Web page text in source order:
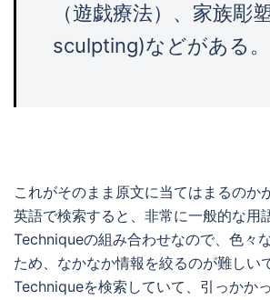
（遊戯療法）、家族彫
sculpting)などがある。
これがそのまま原文に当てはまるのか
英語で検索すると、非常に一般的な用
Techniqueの組み合わせなので、色々
ため、なかなか情報を絞るのが難しい
Techniqueを検索していて、引っかか